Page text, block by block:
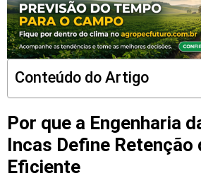
Conteúdo do Artigo
Por que a Engenharia
Incas Define Retenção
Eficiente